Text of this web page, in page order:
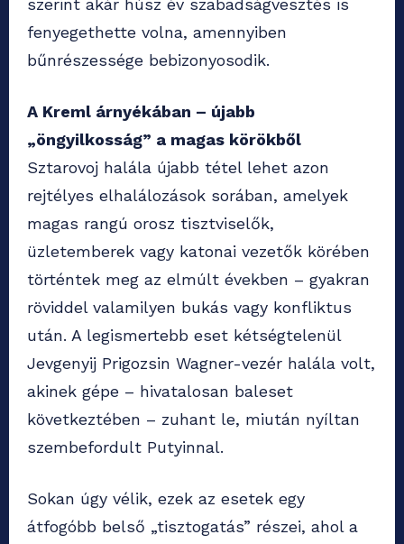
szerint akár húsz év szabadságvesztés is
fenyegethette volna, amennyiben
bűnrészessége bebizonyosodik.
A Kreml árnyékában – újabb
„öngyilkosság” a magas körökből
Sztarovoj halála újabb tétel lehet azon
rejtélyes elhalálozások sorában, amelyek
magas rangú orosz tisztviselők,
üzletemberek vagy katonai vezetők körében
történtek meg az elmúlt években – gyakran
röviddel valamilyen bukás vagy konfliktus
után. A legismertebb eset kétségtelenül
Jevgenyij Prigozsin Wagner-vezér halála volt,
akinek gépe – hivatalosan baleset
következtében – zuhant le, miután nyíltan
szembefordult Putyinnal.
Sokan úgy vélik, ezek az esetek egy
átfogóbb belső „tisztogatás” részei, ahol a